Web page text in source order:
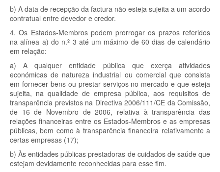
b) A data de recepção da factura não esteja sujeita a um acordo
contratual entre devedor e credor.
4. Os Estados-Membros podem prorrogar os prazos referidos
na alínea a) do n.º 3 até um máximo de 60 dias de calendário
em relação:
a) A qualquer entidade pública que exerça atividades
económicas de natureza industrial ou comercial que consista
em fornecer bens ou prestar serviços no mercado e que esteja
sujeita, na qualidade de empresa pública, aos requisitos de
transparência previstos na Directiva 2006/111/CE da Comissão,
de 16 de Novembro de 2006, relativa à transparência das
relações financeiras entre os Estados-Membros e as empresas
públicas, bem como à transparência financeira relativamente a
certas empresas (17);
b) Às entidades públicas prestadoras de cuidados de saúde que
estejam devidamente reconhecidas para esse fim.